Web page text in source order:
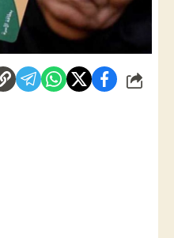
شارك